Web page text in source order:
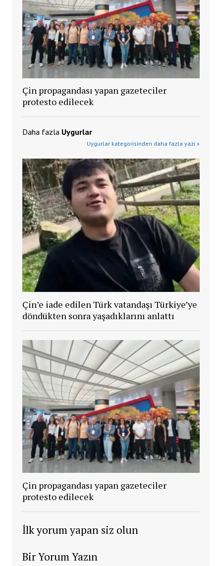
Çin propagandası yapan gazeteciler
protesto edilecek
Daha fazla Uygurlar
Uygurlar kategorisinden daha fazla yazı »
Çin’e iade edilen Türk vatandaşı Türkiye’ye
döndükten sonra yaşadıklarını anlattı
Çin propagandası yapan gazeteciler
protesto edilecek
İlk yorum yapan siz olun
Bir Yorum Yazın